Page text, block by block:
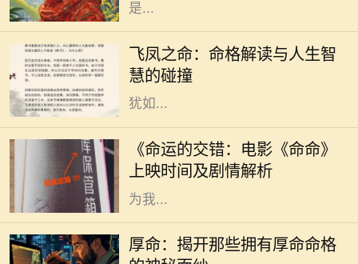
是...
飞凤之命：命格解读与人生智
慧的碰撞
在中国传统命理学中，飞凤之命是一
种独特而珍贵的命格。它象征着高
贵、优雅与灵动，常被视为一种幸运
和祝福的象征。命格中蕴含的飞凤，
犹如...
《命运的交错：电影《命命》
上映时间及剧情解析
随着电影市场的蓬勃发展，越来越多
的电影作品吸引了观众的目光。其
中，备受期待的《命命》即将于近日
上映，这部充满悬念与情感的电影将
为我...
厚命：揭开那些拥有厚命命格
在中国传统文化中，命格一直是一个
令人着迷且神秘的话题。无论是算
命、风水，还是命理学，都是我们探